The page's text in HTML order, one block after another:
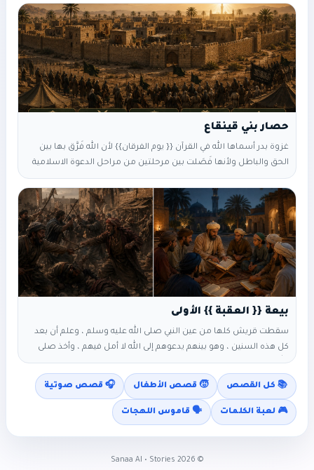
لرسول الله صلى الله عليه وسلم {{ المهاجرين والأنصار }} حتى
يستقبلونه عليه السلام فعند دخوله المدينة بعد عناء (١٣ عام في مكة
حصار بني قينقاع
غزوة بدر أسماها الله في القرآن {{ يوم الفرقان}} لأن الله فَرَّق بها بين
الحق والباطل ولأنها فَصَلت بين مرحلتين من مراحل الدعوة الاسلامية
١_مرحلة الدعوة الاسلامية قبل بدر ٢_ومرحلة الدعوة الاسلامية بعد بدر
وهناك فرق كبير بين حال المسلمين قبل بدر وبعدها وكان من نتائج بدر
أن أصبح للدولة الإسلامية هيبة كبيرة في قلوب العرب لأن قريش التي
هزمها المسلمون هي واحدة
سقطت قريش كلها من عين النبي صلى الله عليه وسلم ، وعلم أن بعد
كل هذه السنين ، وهو بينهم يدعوهم إلى الله لا أمل فيهم ، وأخذ صلى
الله عليه وسلم يعرض نفسه على قبائل العرب في مواسم الحج وأبولهب
عمه يمشي ورائه ، يكذبه فتنفر الناس منه يقولون :_ عمه يقول عنه هذا ،
فلا داعي كي نسمع
📚 كل القصص 🧒 قصص الأطفال 🎧 قصص صوتية
🎮 لعبة الكلمات 🗣️ قاموس اللهجات
©
2026